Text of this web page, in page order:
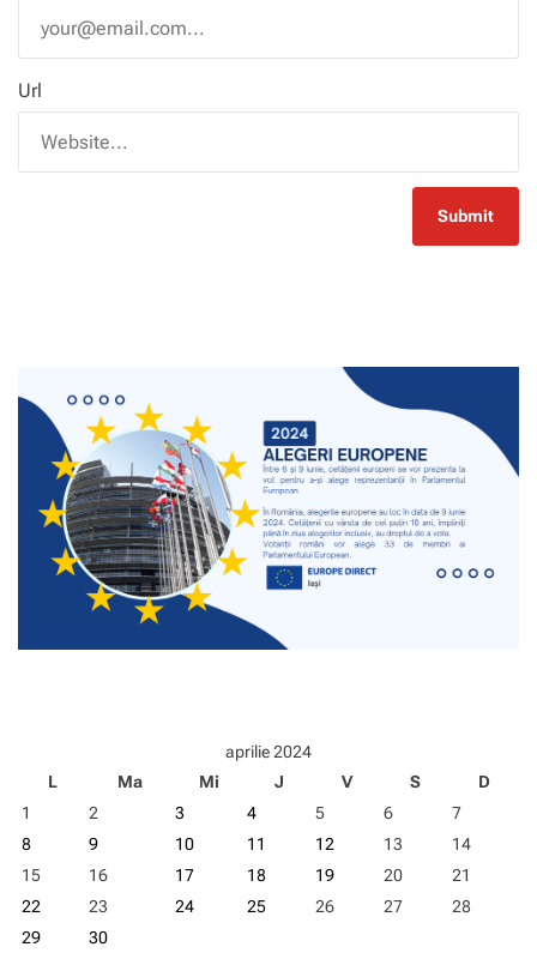
Url
aprilie 2024
L
Ma Mi J V S
D
1
2 3 4 5 6
7
8
9 10 11 12 13
14
15
16 17 18 19 20
21
22
23 24 25 26 27
28
29
30